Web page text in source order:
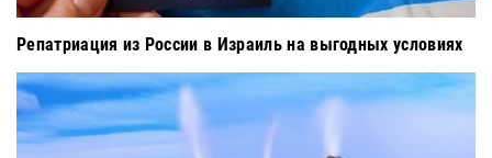
Репатриация из России в Израиль на выгодных условиях